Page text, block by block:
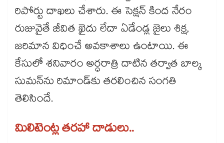
రిపోర్టు దాఖలు చేశారు. ఈ సెక్షన్ కింద నేరం
రుజువైతే జీవిత ఖైదు లేదా ఏడేండ్ల జైలు శిక్ష,
జరిమాన విధించే అవకాశాలు ఉంటాయి. ఈ
కేసులో శనివారం అర్ధరాత్రి దాటిన తర్వాత బాల్క
సుమన్‌‌ను రిమాండ్‌‌కు తరలించిన సంగతి
తెలిసిందే.
మిలిటెంట్ల తరహా దాడులు..